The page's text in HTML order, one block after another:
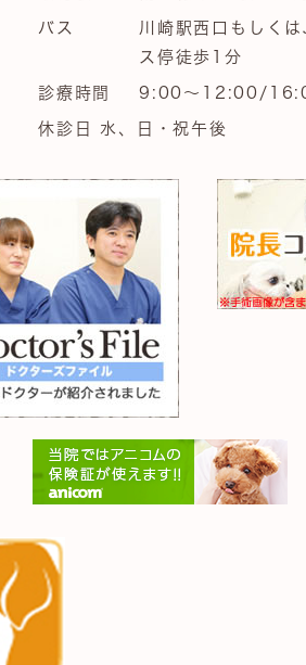
バス
川崎駅西口もしく
ス停徒歩1分
診療時間 9:00～12:00/
休診日 水、日・祝午後